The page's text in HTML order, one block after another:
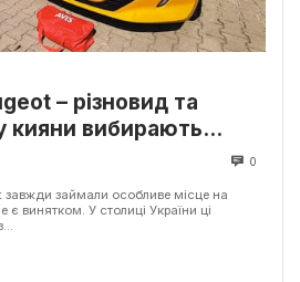
– різновид та
кияни вибирають
0
завжди займали особливе місце на
є винятком. У столиці України ці